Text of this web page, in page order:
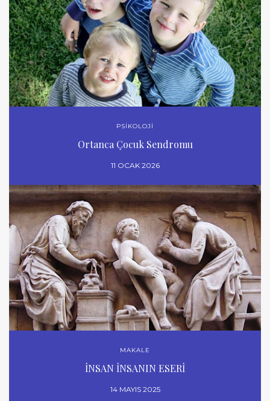
PSİKOLOJİ
Ortanca Çocuk Sendromu
11 OCAK 2026
MAKALE
İNSAN İNSANIN ESERİ
14 MAYIS 2025